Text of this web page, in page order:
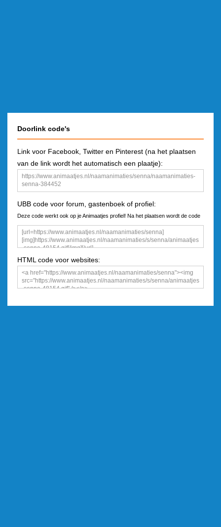
Doorlink code's
Link voor Facebook, Twitter en Pinterest (na het plaatsen
van de link wordt het automatisch een plaatje):
UBB code voor forum, gastenboek of profiel:
Deze code werkt ook op je Animaatjes profiel! Na het plaatsen wordt de code
een plaatje
HTML code voor websites: